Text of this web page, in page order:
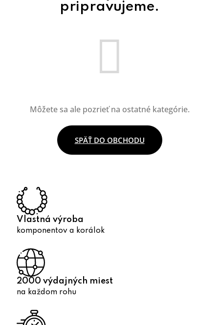
pripravujeme.
Môžete sa ale pozrieť na ostatné kategórie.
SPÄŤ DO OBCHODU
Vlastná výroba
komponentov a korálok
2000 výdajných miest
na každom rohu